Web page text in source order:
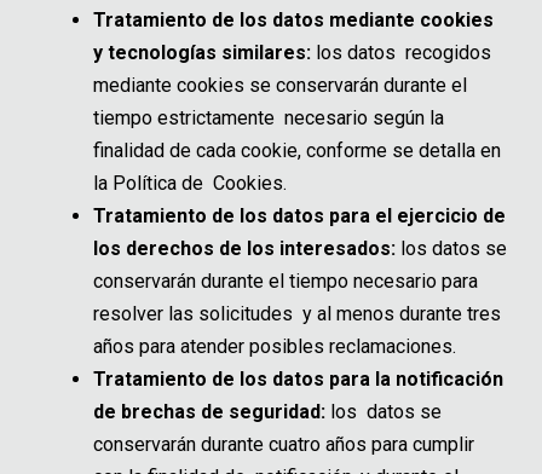
Tratamiento de los datos mediante cookies
y tecnologías similares: los datos recogidos
mediante cookies se conservarán durante el
tiempo estrictamente necesario según la
finalidad de cada cookie, conforme se detalla en
la Política de Cookies.
Tratamiento de los datos para el ejercicio de
los derechos de los interesados: los datos se
conservarán durante el tiempo necesario para
resolver las solicitudes y al menos durante tres
años para atender posibles reclamaciones.
Tratamiento de los datos para la notificación
de brechas de seguridad: los datos se
conservarán durante cuatro años para cumplir